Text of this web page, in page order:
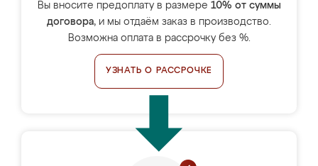
Вы вносите предоплату в размере 10% от суммы
договора, и мы отдаём заказ в производство.
Возможна оплата в рассрочку без %.
УЗНАТЬ О РАССРОЧКЕ